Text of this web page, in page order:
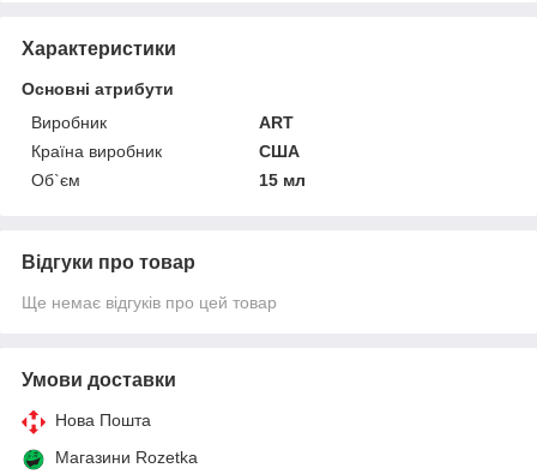
Характеристики
Основні атрибути
Виробник
ART
Країна виробник
США
Об`єм
15 мл
Відгуки про товар
Ще немає відгуків про цей товар
Умови доставки
Нова Пошта
Магазини Rozetka